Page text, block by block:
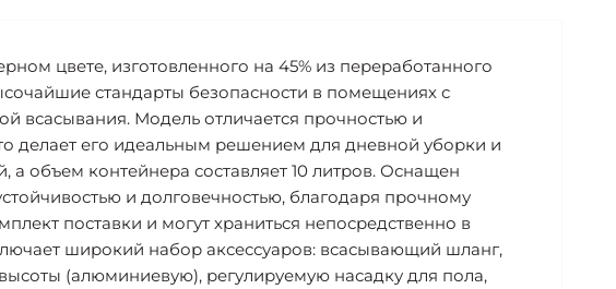
цвете, изготовленного на 45% из переработанного
стандарты безопасности в помещениях с
всасывания. Модель отличается прочностью и
делает его идеальным решением для дневной уборки и
объем контейнера составляет 10 литров. Оснащен
и долговечностью, благодаря прочному
поставки и могут храниться непосредственно в
широкий набор аксессуаров: всасывающий шланг,
(алюминиевую), регулируемую насадку для пола,